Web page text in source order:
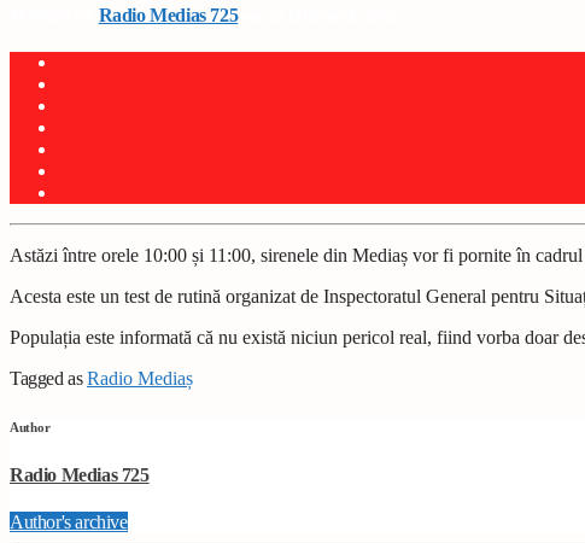
Radio Medias 725on 25 februarie 2025
Astăzi între orele 10:00 și 11:00, sirenele din Mediaș vor fi pornite în
Acesta este un test de rutină organizat de Inspectoratul General pentru
Populația este informată că nu există niciun pericol real, fiind vorba doar
Tagged asRadio Mediaș
Author
Radio Medias 725
Author's archive